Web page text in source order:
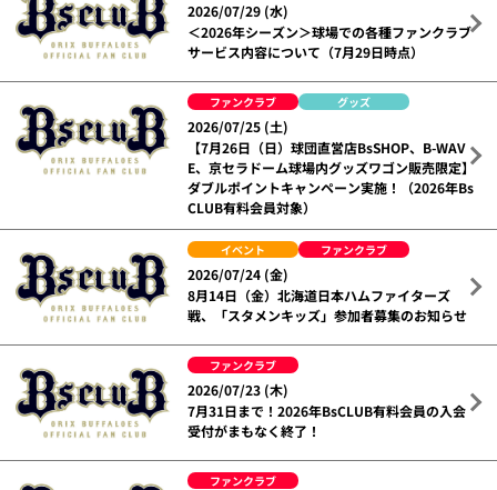
2026/07/29 (水)
＜2026年シーズン＞球場での各種ファンクラブ
サービス内容について（7月29日時点）
ファンクラブ グッズ
2026/07/25 (土)
【7月26日（日）球団直営店BsSHOP、B-WAV
E、京セラドーム球場内グッズワゴン販売限定】
ダブルポイントキャンペーン実施！（2026年Bs
CLUB有料会員対象）
イベント ファンクラブ
2026/07/24 (金)
8月14日（金）北海道日本ハムファイターズ
戦、「スタメンキッズ」参加者募集のお知らせ
ファンクラブ
2026/07/23 (木)
7月31日まで！2026年BsCLUB有料会員の入会
受付がまもなく終了！
ファンクラブ